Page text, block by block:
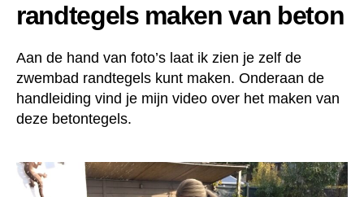
randtegels maken van beton
Aan de hand van foto’s laat ik zien je zelf de
zwembad randtegels kunt maken. Onderaan de
handleiding vind je mijn video over het maken van
deze betontegels.